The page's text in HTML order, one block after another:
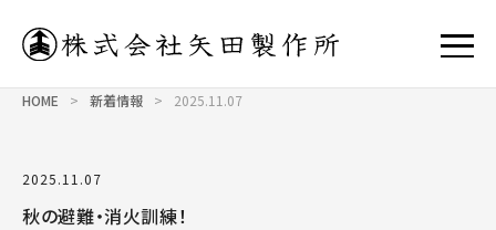
HOME > 新着情報 > 2025.11.07
2025.11.07
秋の避難・消火訓練！